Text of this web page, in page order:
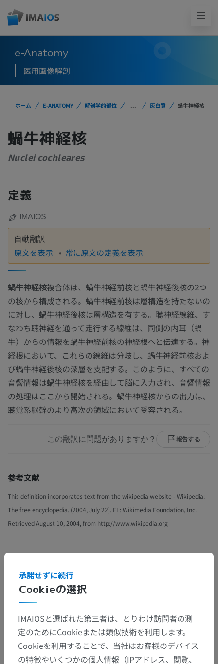
e-Anatomy
医用画像解剖
ホーム E-ANATOMY 解剖学的部位 ... 灰白質 蝸牛神経核
蝸牛神経核
Nuclei cochleares
定義
IMAIOS
自動翻訳
原文を表示 常に原文の定義を表示
蝸牛神経核複合体は、蝸牛神経前核と蝸牛神経後核の2つ
の核から構成される。蝸牛神経前核は層構造を持たないの
に対し、蝸牛神経後核は層構造を有する。聴神経線維、す
なわち聴神経を通って走行する線維は、同側の内耳（蝸
牛）からの情報を蝸牛神経前核の神経根へと伝達する。神
経根において、これらの線維は分岐し、蝸牛神経前核およ
び蝸牛神経後核の深層を支配する。このように、すべての
音響情報は蝸牛神経核を経由して脳に入力され、音響情報
の処理はここから開始される。蝸牛神経核からの出力は、
聴覚系脳幹のより高次の領域において受容される。
この翻訳に問題がありますか？ 報告する
参考文献
This definition incorporates text from the wikipedia website - Wikipedia:
The free encyclopedia. (2004, July 22). FL: Wikimedia Foundation, Inc.
Retrieved August 10, 2004, from http://www.wikipedia.org
人体解剖学1
系統解剖> 神経系> 中枢神経系> 脳 > 菱脳>
後脳；橋と小脳> 橋> 橋被蓋；橋背側部>
灰白質> 蝸牛神経核
Cookieの選択
承諾せずに続行
IMAIOSと選ばれた第三者は、とりわけ訪問者の測
定のためにCookieまたは類似技術を利用します。
Cookieを利用することで、当社はお客様のデバイス
の特徴やいくつかの個人情報（IPアドレス、閲覧、